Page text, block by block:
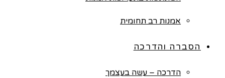
אמנות רב תחומית
הסברה והדרכה
הדרכה – עשה בעצמך